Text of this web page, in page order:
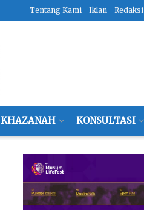
Tentang Kami Iklan Redaksi
KHAZANAH KONSULTASI